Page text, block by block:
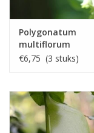
kies dan voor de
Polygonatum
multiflorum
€6,75 (3 stuks)